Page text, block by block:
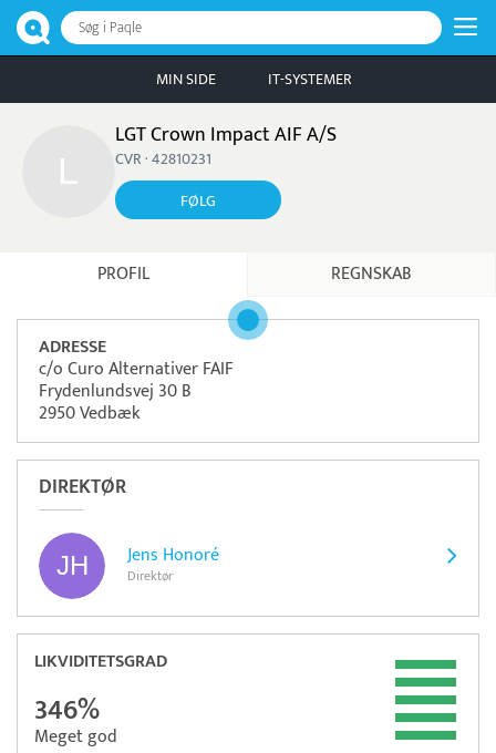
Søg i Paqle
MIN SIDE IT-SYSTEMER
LGT Crown Impact AIF A/S
CVR · 42810231
FØLG
PROFIL REGNSKAB
ADRESSE
c/o Curo Alternativer FAIF
Frydenlundsvej 30 B
2950 Vedbæk
DIREKTØR
Jens Honoré
Direktør
LIKVIDITETSGRAD
346%
Meget god